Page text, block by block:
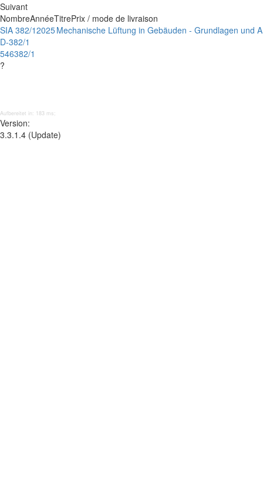
Suivant
NombreAnnéeTitrePrix / mode de livraison
SIA 382/1
D-382/1
546382/1
?
2025Mechanische Lüftung in Gebäuden - Grundlagen und
Aufbereitet in: 183 ms;
Version:
3.3.1.4 (Update)